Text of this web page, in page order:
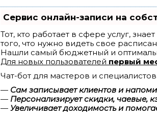
Сервис онлайн-записи на
Тот, кто работает в сфере услуг,
того, что нужно видеть свое
Нашли самый бюджетный и
Для новых пользователей первый
Чат-бот для мастеров и
— Сам записывает клиентов и
— Персонализирует скидки, чаевые,
— Увеличивает доходимость и